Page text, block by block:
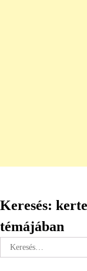
Keresés:
témájában
Keresés: